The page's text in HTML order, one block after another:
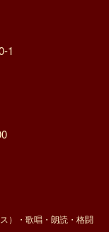
1
）・歌唱・朗読・格闘